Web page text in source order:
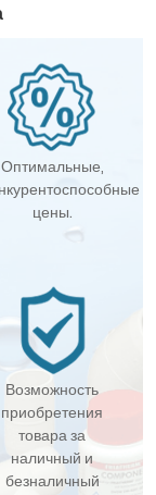
Оптимальные,
цены.
Возможность
приобретения
товара за
наличный и
безналичный